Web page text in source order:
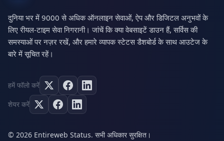
दुनिया भर में 9000 से अधिक ऑनलाइन सेवाओं, ऐप और डिजिटल अनुभवों के
लिए रीयल-टाइम सेवा निगरानी। जांचें कि क्या वेबसाइटें डाउन हैं, सर्विस की
समस्याओं पर नज़र रखें, और हमारे व्यापक स्टेटस डैशबोर्ड के साथ आउटेज के
बारे में सूचित रहें।
हमें फॉलो करें
शेयर करें
© 2026 Entireweb Status. सभी अधिकार सुरक्षित।